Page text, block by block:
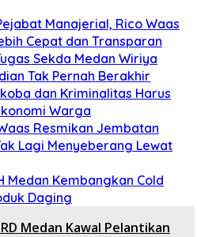
Manajerial, Rico Waas
Cepat dan Transparan
Sekda Medan Wiriya
Tak Pernah Berakhir
dan Kriminalitas Harus
Warga
Resmikan Jembatan
Lagi Menyeberang Lewat
Medan Kembangkan Cold
Daging
Medan Kawal Pelantikan